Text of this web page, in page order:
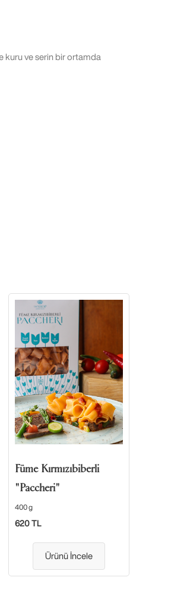
kuru ve serin bir ortamda
Füme Kırmızıbiberli
"Paccheri"
400 g
620 TL
Ürünü İncele